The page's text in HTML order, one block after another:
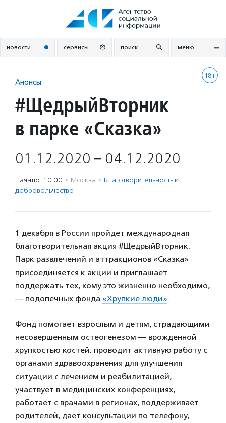
новости сервисы поиск меню
18+
Анонсы
#ЩедрыйВторник
в парке «Сказка»
01.12.2020 – 04.12.2020
Начало: 10:00 · Москва · Благотвори­тель­ность и
доброволь­чест­во
1 декабря в России пройдет международная
благотворительная акция #ЩедрыйВторник.
Парк развлечений и аттракционов «Сказка»
присоединяется к акции и приглашает
поддержать тех, кому это жизненно необходимо,
— подопечных фонда «Хрупкие люди».
Фонд помогает взрослым и детям, страдающими
несовершенным остеогенезом — врожденной
хрупкостью костей: проводит активную работу с
органами здравоохранения для улучшения
ситуации с лечением и реабилитацией,
участвует в медицинских конференциях,
работает с врачами в регионах, поддерживает
родителей, дает консультации по телефону,